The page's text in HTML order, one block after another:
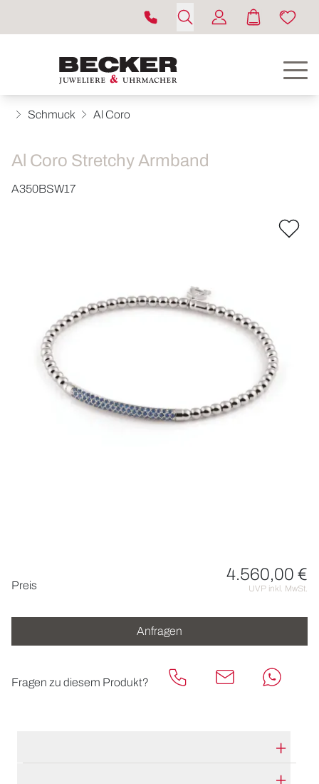
HOCHZEIT
Schmuck Al Coro
Al Coro Stretchy Armband
A350BSW17
Preis
4.560,00 €
UVP inkl. MwSt.
Anfragen
Fragen zu diesem Produkt?
HERSTELLERBESCHREIBUNG